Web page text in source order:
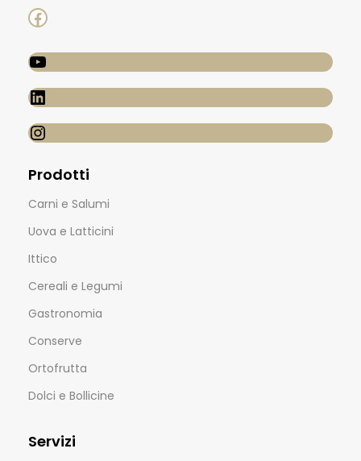
Prodotti
Carni e Salumi
Uova e Latticini
Ittico
Cereali e Legumi
Gastronomia
Conserve
Ortofrutta
Dolci e Bollicine
Servizi